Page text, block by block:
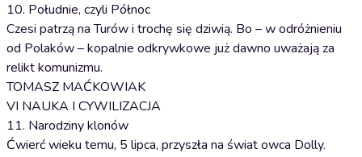
10. Południe, czyli Północ
Czesi patrzą na Turów i trochę się dziwią. Bo – w odróżnieniu
od Polaków – kopalnie odkrywkowe już dawno uważają za
relikt komunizmu.
TOMASZ MAĆKOWIAK
VI NAUKA I CYWILIZACJA
11. Narodziny klonów
Ćwierć wieku temu, 5 lipca, przyszła na świat owca Dolly.